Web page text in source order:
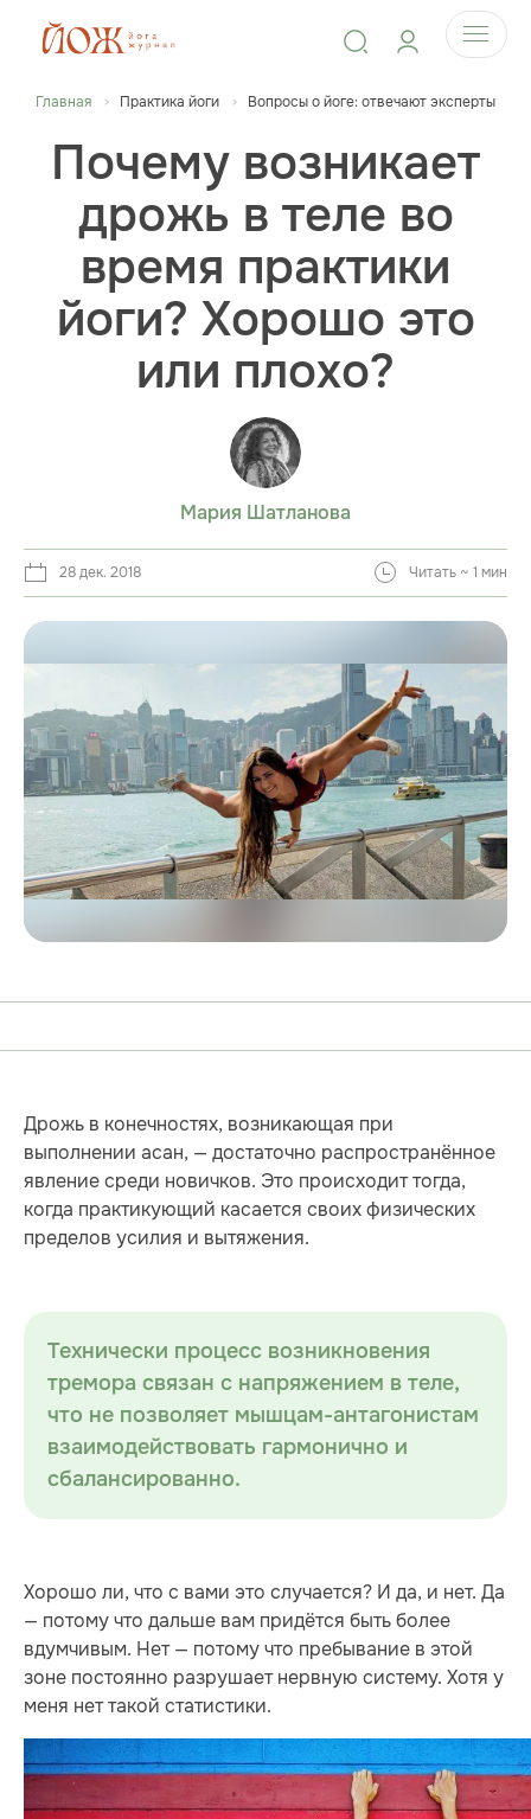
Главная Практика йоги Вопросы о йоге: отвечают эксперты
Почему возникает
дрожь в теле во
время практики
йоги? Хорошо это
или плохо?
Мария Шатланова
28 дек. 2018 Читать ~ 1 мин
Дрожь в конечностях, возникающая при
выполнении асан, — достаточно распространённое
явление среди новичков. Это происходит тогда,
когда практикующий касается своих физических
пределов усилия и вытяжения.
Технически процесс возникновения
тремора связан с напряжением в теле,
что не позволяет мышцам-антагонистам
взаимодействовать гармонично и
сбалансированно.
Хорошо ли, что с вами это случается? И да, и нет. Да
— потому что дальше вам придётся быть более
вдумчивым. Нет — потому что пребывание в этой
зоне постоянно разрушает нервную систему. Хотя у
меня нет такой статистики.